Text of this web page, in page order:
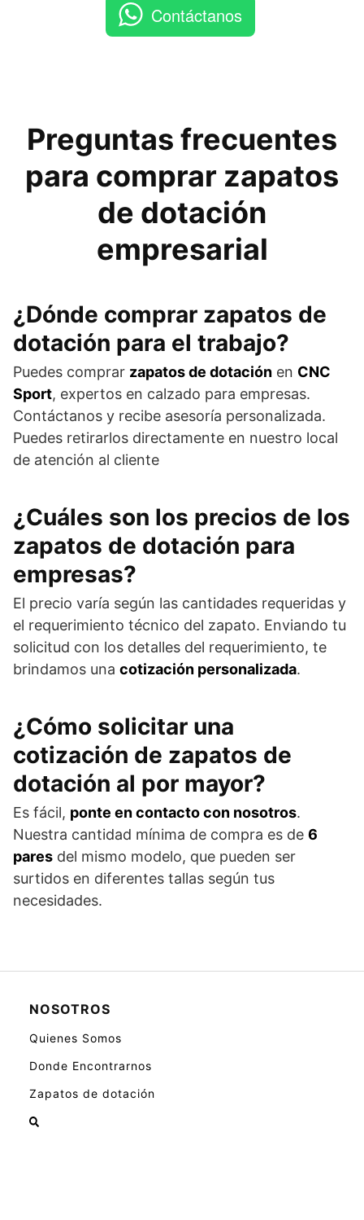
Contáctanos
Preguntas frecuentes
para comprar zapatos
de dotación
empresarial
¿Dónde comprar zapatos de
dotación para el trabajo?
Puedes comprar zapatos de dotación en CNC
Sport, expertos en calzado para empresas.
Contáctanos y recibe asesoría personalizada.
Puedes retirarlos directamente en nuestro local
de atención al cliente
¿Cuáles son los precios de los
zapatos de dotación para
empresas?
El precio varía según las cantidades requeridas y
el requerimiento técnico del zapato. Enviando tu
solicitud con los detalles del requerimiento, te
brindamos una cotización personalizada.
¿Cómo solicitar una
cotización de zapatos de
dotación al por mayor?
Es fácil, ponte en contacto con nosotros.
Nuestra cantidad mínima de compra es de 6
pares del mismo modelo, que pueden ser
surtidos en diferentes tallas según tus
necesidades.
NOSOTROS
Quienes Somos
Donde Encontrarnos
Zapatos de dotación